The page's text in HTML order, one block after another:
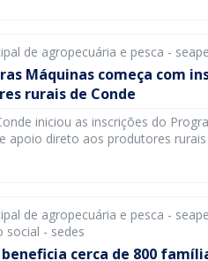
fácil às famílias cadastradas e
dos critérios do programa e
de agropecuária e pesca - seape
Máquinas começa com
rurais de Conde
iniciou as inscrições do
apoio direto aos produtores
serviços de maquinário agrícola
de agropecuária e pesca -
social - sedes
beneficia cerca de 800